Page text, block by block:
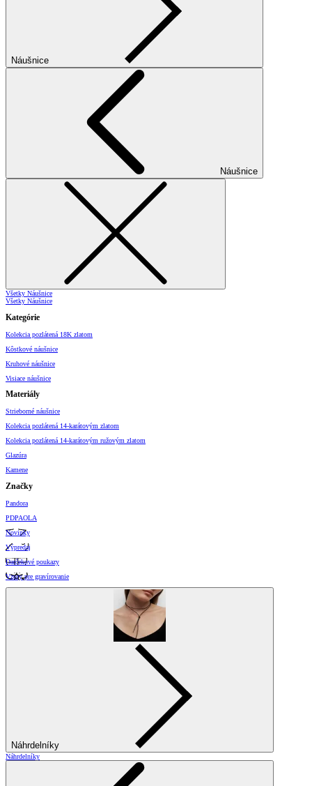
Náušnice
Náušnice
Všetky Náušnice
Všetky Náušnice
Kategórie
Kolekcia pozlátená 18K zlatom
Kôstkové náušnice
Kruhové náušnice
Visiace náušnice
Materiály
Strieborné náušnice
Kolekcia pozlátená 14-karátovým zlatom
Kolekcia pozlátená 14-karátovým ružovým zlatom
Glazúra
Kamene
Značky
Pandora
PDPAOLA
Novinky
Výpredaj
Darčekové poukazy
Vzory pre gravírovanie
Náhrdelníky
Náhrdelníky